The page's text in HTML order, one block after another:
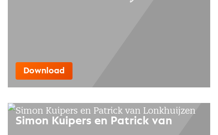
Download
Simon Kuipers en Patrick van